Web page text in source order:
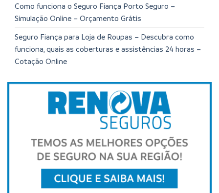
Como funciona o Seguro Fiança Porto Seguro –
Simulação Online – Orçamento Grátis
Seguro Fiança para Loja de Roupas – Descubra como
funciona, quais as coberturas e assistências 24 horas –
Cotação Online